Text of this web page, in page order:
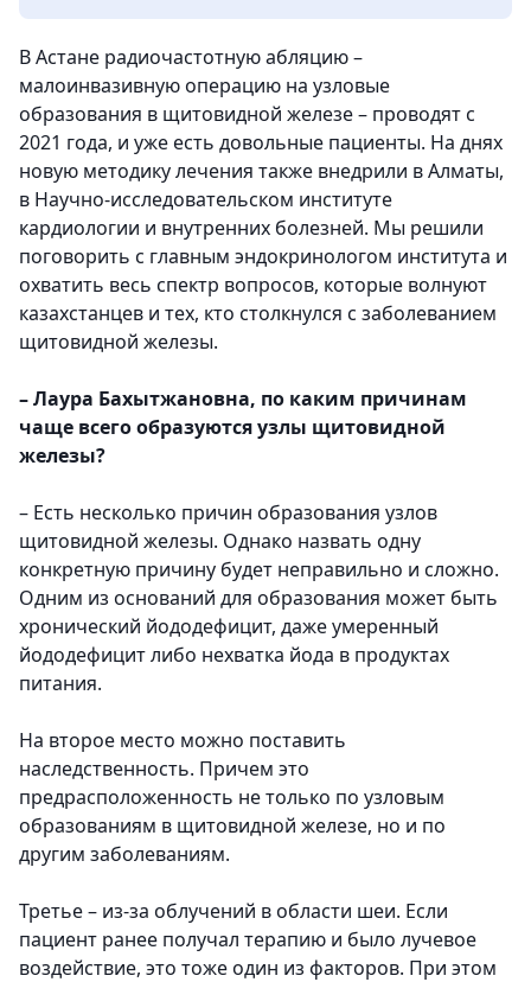
В Астане радиочастотную абляцию –
малоинвазивную операцию на узловые
образования в щитовидной железе – проводят с
2021 года, и уже есть довольные пациенты. На днях
новую методику лечения также внедрили в Алматы,
в Научно-исследовательском институте
кардиологии и внутренних болезней. Мы решили
поговорить с главным эндокринологом института и
охватить весь спектр вопросов, которые волнуют
казахстанцев и тех, кто столкнулся с заболеванием
щитовидной железы.
– Лаура Бахытжановна, по каким причинам
чаще всего образуются узлы щитовидной
железы?
– Есть несколько причин образования узлов
щитовидной железы. Однако назвать одну
конкретную причину будет неправильно и сложно.
Одним из оснований для образования может быть
хронический йододефицит, даже умеренный
йододефицит либо нехватка йода в продуктах
питания.
На второе место можно поставить
наследственность. Причем это
предрасположенность не только по узловым
образованиям в щитовидной железе, но и по
другим заболеваниям.
Третье – из-за облучений в области шеи. Если
пациент ранее получал терапию и было лучевое
воздействие, это тоже один из факторов. При этом